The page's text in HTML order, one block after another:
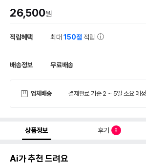
26,500원
적립혜택 최대150점 적립
배송정보 무료배송
업체배송 결제완료 기준 2 ~ 5일 소요 예정
상품정보 후기 8
Ai가 추천 드려요